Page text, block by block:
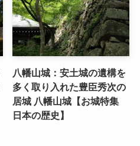
八幡山城：安土城の遺構を
多く取り入れた豊臣秀次の
居城 八幡山城【お城特集
日本の歴史】